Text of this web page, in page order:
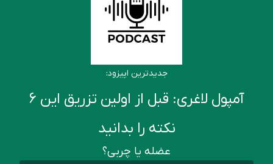
جدیدترین اپیزود:
آمپول لاغری: قبل از اولین تزریق این ۶
نکته را بدانید
عضله یا چربی؟